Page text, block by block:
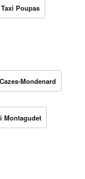
Poupas
Mondenard
Montagudet